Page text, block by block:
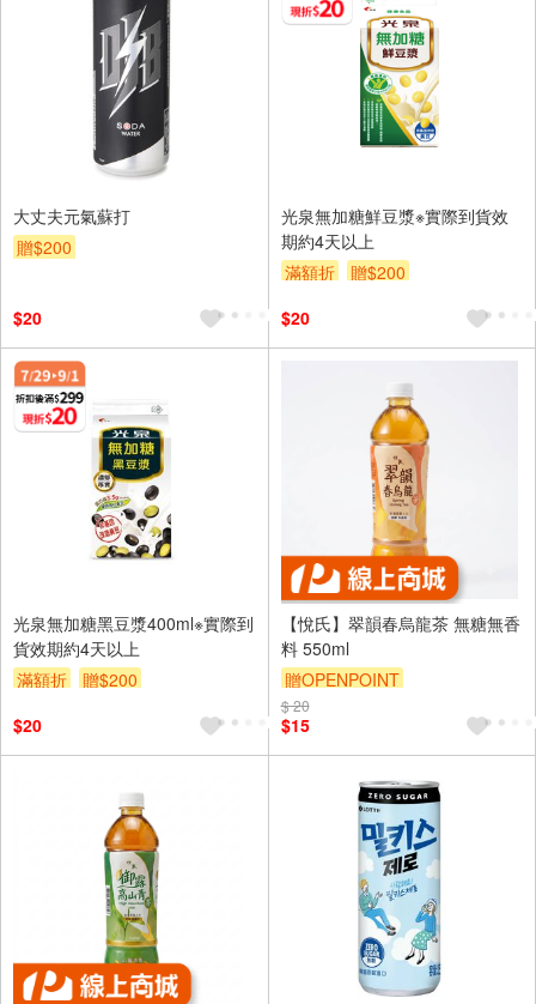
大丈夫元氣蘇打
贈$200
$20
光泉無加糖鮮豆漿※實際到貨效
期約4天以上
滿額折
贈$200
$20
光泉無加糖黑豆漿400ml※實際到
貨效期約4天以上
滿額折
贈$200
$20
【悅氏】翠韻春烏龍茶 無糖無香
料 550ml
贈OPENPOINT
$ 20
$15